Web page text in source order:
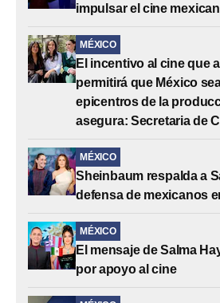
impulsar el cine
MÉXICO
El incentivo al cine que
permitirá que México
epicentros de la
asegura: Secretaria de
MÉXICO
Sheinbaum respalda a
defensa de mexicanos
MÉXICO
El mensaje de Salma
por apoyo al cine